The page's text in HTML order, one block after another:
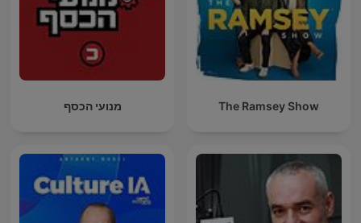
מנועי הכסף The Ramsey Show